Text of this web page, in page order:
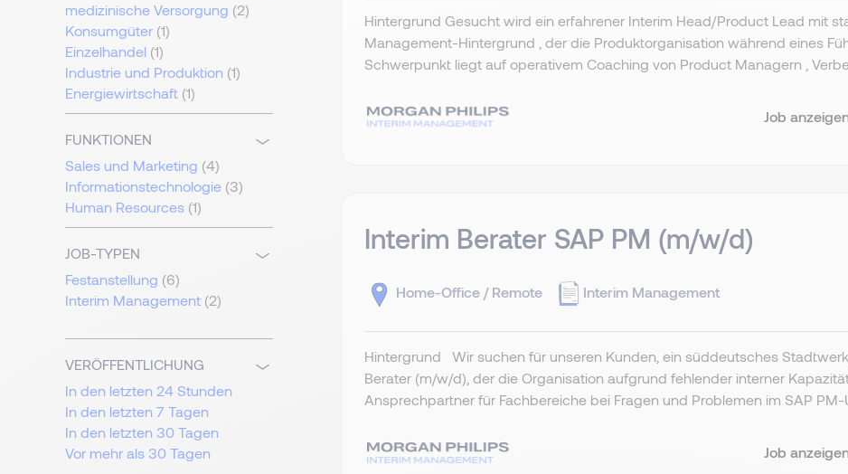
medizinische Versorgung (2)
Konsumgüter (1)
Einzelhandel (1)
Industrie und Produktion (1)
Energiewirtschaft (1)
FUNKTIONEN
Sales und Marketing (4)
Informationstechnologie (3)
Human Resources (1)
JOB-TYPEN
Festanstellung (6)
Interim Management (2)
VERÖFFENTLICHUNG
In den letzten 24 Stunden
In den letzten 7 Tagen
In den letzten 30 Tagen
Vor mehr als 30 Tagen
Hintergrund Gesucht wird ein erfahrener Interim Head/Product Lead mit
Management-Hintergrund , der die Produktorganisation während eines
Schwerpunkt liegt auf operativem Coaching von Product Managern ,
Job
Interim Berater SAP PM (m/w/d)
Home-Office / Remote Interim Management
Hintergrund Wir suchen für unseren Kunden, ein süddeutsches
Berater (m/w/d), der die Organisation aufgrund fehlender interner
Ansprechpartner für Fachbereiche bei Fragen und Problemen im SAP PM-
Job